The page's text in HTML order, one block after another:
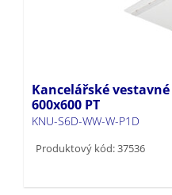
Kancelářské vestavné
600x600 PT
KNU-S6D-WW-W-P1D
Produktový kód: 37536